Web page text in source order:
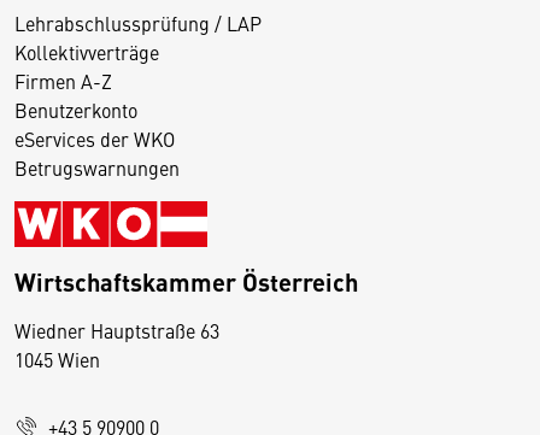
Lehrabschlussprüfung / LAP
Kollektivverträge
Firmen A-Z
Benutzerkonto
eServices der WKO
Betrugswarnungen
Wirtschaftskammer Österreich
Wiedner Hauptstraße 63
1045 Wien
+43 5 90900 0
D